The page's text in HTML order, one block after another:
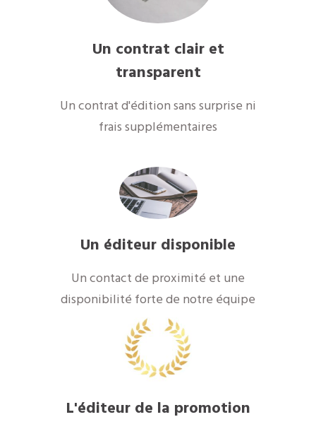
Un contrat clair et
transparent
Un contrat d'édition sans surprise ni
frais supplémentaires
Un éditeur disponible
Un contact de proximité et une
disponibilité forte de notre équipe
L'éditeur de la promotion